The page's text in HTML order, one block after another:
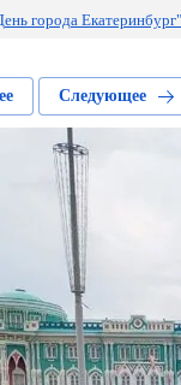
города
Следующее